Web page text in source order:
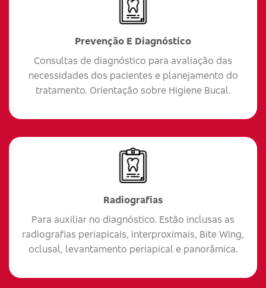
Prevenção E Diagnóstico
Consultas de diagnóstico para avaliação das
necessidades dos pacientes e planejamento do
tratamento. Orientação sobre Higiene Bucal.
Radiografias
Para auxiliar no diagnóstico. Estão inclusas as
radiografias periapicais, interproximais, Bite Wing,
oclusal, levantamento periapical e panorâmica.